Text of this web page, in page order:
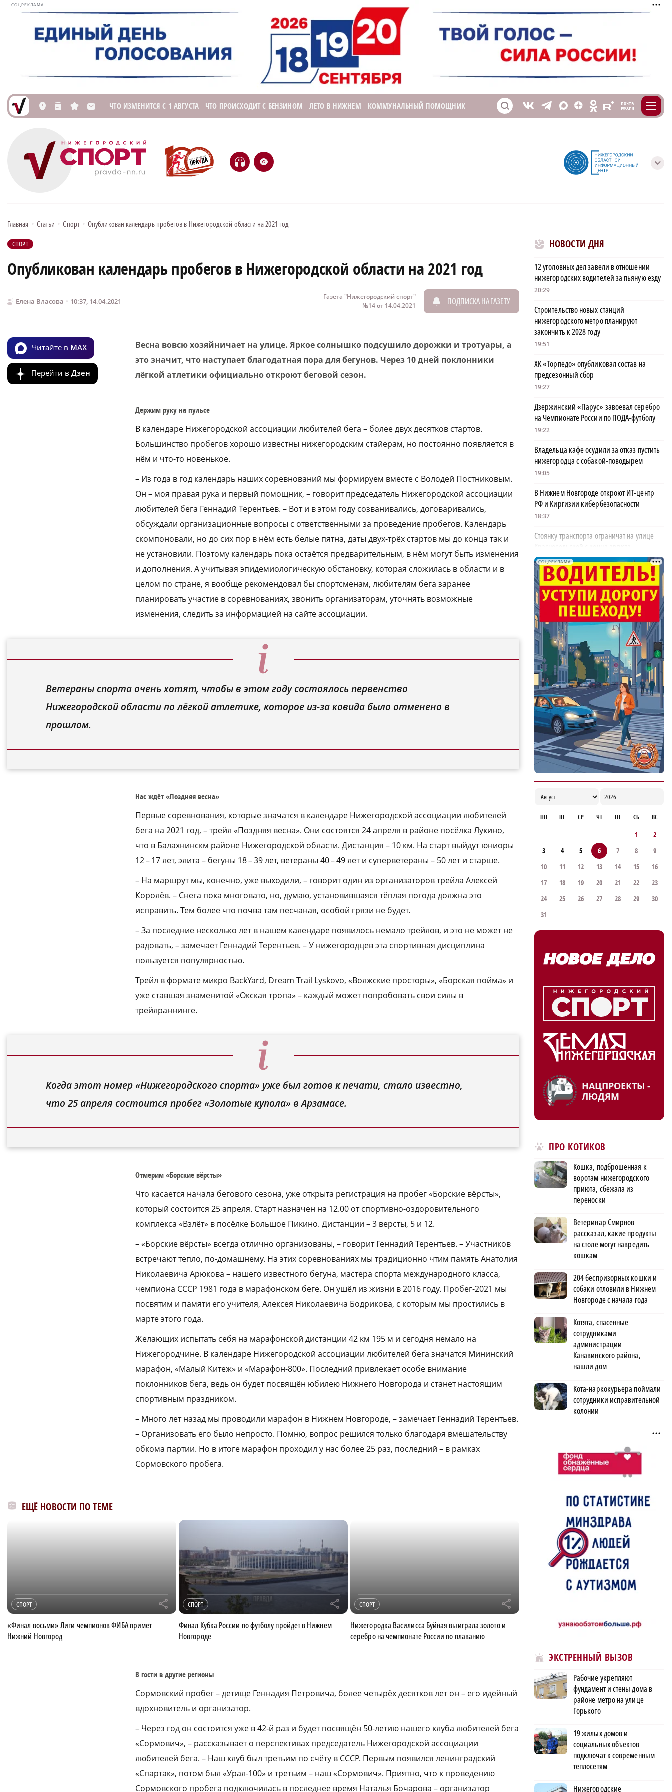
СОЦРЕКЛАМА
L n s M ЧТО ИЗМЕНИТСЯ С 1 АВГУСТА ЧТО ПРОИСХОДИТ С БЕНЗИНОМ ЛЕТО В НИЖНЕМ КОММУНАЛЬНЫЙ ПОМОЩНИК S V T X Z O E m
H e с
Главная • Статьи • Спорт • Опубликован календарь пробегов в Нижегородской области на 2021 год
СПОРТ
Опубликован календарь пробегов в Нижегородской области на 2021 год
Елена Власова 10:37, 14.04.2021
Газета "Нижегородский спорт"
№14 от 14.04.2021
ПОДПИСКА НА ГАЗЕТУ
Читайте в MAX
Перейти в Дзен
Весна вовсю хозяйничает на улице. Яркое солнышко подсушило дорожки и тротуары, а
это значит, что наступает благодатная пора для бегунов. Через 10 дней поклонники
лёгкой атлетики официально откроют беговой сезон.
Держим руку на пульсе
В календаре Нижегородской ассоциации любителей бега – более двух десятков стартов.
Большинство пробегов хорошо известны нижегородским стайерам, но постоянно появляется в
нём и что-то новенькое.
– Из года в год календарь наших соревнований мы формируем вместе с Володей Постниковым.
Он – моя правая рука и первый помощник, – говорит председатель Нижегородской ассоциации
любителей бега Геннадий Терентьев. – Вот и в этом году созванивались, договаривались,
обсуждали организационные вопросы с ответственными за проведение пробегов. Календарь
скомпоновали, но до сих пор в нём есть белые пятна, даты двух-трёх стартов мы до конца так и
не установили. Поэтому календарь пока остаётся предварительным, в нём могут быть изменения
и дополнения. А учитывая эпидемиологическую обстановку, которая сложилась в области и в
целом по стране, я вообще рекомендовал бы спортсменам, любителям бега заранее
планировать участие в соревнованиях, звонить организаторам, уточнять возможные
изменения, следить за информацией на сайте ассоциации.
Ветераны спорта очень хотят, чтобы в этом году состоялось первенство
Нижегородской области по лёгкой атлетике, которое из-за ковида было отменено в
прошлом.
Нас ждёт «Поздняя весна»
Первые соревнования, которые значатся в календаре Нижегородской ассоциации любителей
бега на 2021 год, – трейл «Поздняя весна». Они состоятся 24 апреля в районе посёлка Лукино,
что в Балахнинскм районе Нижегородской области. Дистанция – 10 км. На старт выйдут юниоры
12 – 17 лет, элита – бегуны 18 – 39 лет, ветераны 40 – 49 лет и суперветераны – 50 лет и старше.
– На маршрут мы, конечно, уже выходили, – говорит один из организаторов трейла Алексей
Королёв. – Снега пока многовато, но, думаю, установившаяся тёплая погода должна это
исправить. Тем более что почва там песчаная, особой грязи не будет.
– За последние несколько лет в нашем календаре появилось немало трейлов, и это не может не
радовать, – замечает Геннадий Терентьев. – У нижегородцев эта спортивная дисциплина
пользуется популярностью.
Трейл в формате микро BackYard, Dream Trail Lyskovo, «Волжские просторы», «Борская пойма» и
уже ставшая знаменитой «Окская тропа» – каждый может попробовать свои силы в
трейлраннинге.
Когда этот номер «Нижегородского спорта» уже был готов к печати, стало известно,
что 25 апреля состоится пробег «Золотые купола» в Арзамасе.
Отмерим «Борские вёрсты»
Что касается начала бегового сезона, уже открыта регистрация на пробег «Борские вёрсты»,
который состоится 25 апреля. Старт назначен на 12.00 от спортивно-оздоровительного
комплекса «Взлёт» в посёлке Большое Пикино. Дистанции – 3 версты, 5 и 12.
– «Борские вёрсты» всегда отлично организованы, – говорит Геннадий Терентьев. – Участников
встречают тепло, по-домашнему. На этих соревнованиях мы традиционно чтим память Анатолия
Николаевича Арюкова – нашего известного бегуна, мастера спорта международного класса,
чемпиона СССР 1981 года в марафонском беге. Он ушёл из жизни в 2016 году. Пробег-2021 мы
посвятим и памяти его учителя, Алексея Николаевича Бодрикова, с которым мы простились в
марте этого года.
Желающих испытать себя на марафонской дистанции 42 км 195 м и сегодня немало на
Нижегородчине. В календаре Нижегородской ассоциации любителей бега значатся Мининский
марафон, «Малый Китеж» и «Марафон-800». Последний привлекает особе внимание
поклонников бега, ведь он будет посвящён юбилею Нижнего Новгорода и станет настоящим
спортивным праздником.
– Много лет назад мы проводили марафон в Нижнем Новгороде, – замечает Геннадий Терентьев.
– Организовать его было непросто. Помню, вопрос решился только благодаря вмешательству
обкома партии. Но в итоге марафон проходил у нас более 25 раз, последний – в рамках
Сормовского пробега.
ЕЩЁ НОВОСТИ ПО ТЕМЕ
СПОРТ r
«Финал восьми» Лиги чемпионов ФИБА примет
Нижний Новгород
СПОРТ r
Финал Кубка России по футболу пройдет в Нижнем
Новгороде
СПОРТ r
Нижегородка Василисса Буйная выиграла золото и
серебро на чемпионате России по плаванию
В гости в другие регионы
Сормовский пробег – детище Геннадия Петровича, более четырёх десятков лет он – его идейный
вдохновитель и организатор.
– Через год он состоится уже в 42‑й раз и будет посвящён 50-летию нашего клуба любителей бега
«Сормович», – рассказывает о перспективах председатель Нижегородской ассоциации
любителей бега. – Наш клуб был третьим по счёту в СССР. Первым появился ленинградский
«Спартак», потом был «Урал-100» и третьим – наш «Сормович». Приятно, что к проведению
Сормовского пробега подключилась в последнее время Наталья Бочарова – организатор
НОВОСТИ ДНЯ
12 уголовных дел завели в отношении
нижегородских водителей за пьяную езду
20:29
Строительство новых станций
нижегородского метро планируют
закончить к 2028 году
19:51
ХК «Торпедо» опубликовал состав на
предсезонный сбор
19:27
Дзержинский «Парус» завоевал серебро
на Чемпионате России по ПОДА-футболу
19:22
Владельца кафе осудили за отказ пустить
нижегородца с собакой-поводырем
19:05
В Нижнем Новгороде откроют ИТ-центр
РФ и Киргизии кибербезопасности
18:37
Стоянку транспорта ограничат на улице
Красносельской с конца августа
18:37
Волонтеры обнаружили заброшенный
дом, в котором живет около 20 собак и
щенков
18:02
В Нижегородской области наградили
более 40 организаций к Дню строителя
17:57
Садыр Жапаров и Глеб Никитин провели
рабочую встречу в Киргизии
17:38
СОЦРЕКЛАМА
ПН ВТ СР ЧТ ПТ СБ ВС
1
2
3
4 5 6 7 8
9
10
11 12 13 14 15
16
17
18 19 20 21 22
23
24
25 26 27 28 29
30
31
НАЦПРОЕКТЫ -
ЛЮДЯМ
ПРО КОТИКОВ
Кошка, подброшенная к
воротам нижегородского
приюта, сбежала из
переноски
Ветеринар Смирнов
рассказал, какие продукты
на столе могут навредить
кошкам
204 беспризорных кошки и
собаки отловили в Нижнем
Новгороде с начала года
Котята, спасенные
сотрудниками
администрации
Канавинского района,
нашли дом
Кота-наркокурьера поймали
сотрудники исправительной
колонии
ЭКСТРЕННЫЙ ВЫЗОВ
Рабочие укрепляют
фундамент и стены дома в
районе метро на улице
Горького
19 жилых домов и
социальных объектов
подключат к современным
теплосетям
Нижегородские